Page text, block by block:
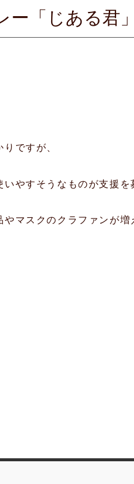
ー「じある君
ですが、
やすそうなものが支援を
マスクのクラファンが増